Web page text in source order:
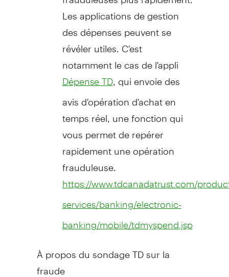
Les applications de gestion
des dépenses peuvent se
révéler utiles. C'est
notamment le cas de l'appli
Dépense TD, qui envoie des
avis d'opération d'achat en
temps réel, une fonction qui
vous permet de repérer
rapidement une opération
frauduleuse.
https://www.tdcanadatrust.com/
services/banking/electronic-
banking/mobile/tdmyspend.jsp
À propos du sondage TD sur la
fraude